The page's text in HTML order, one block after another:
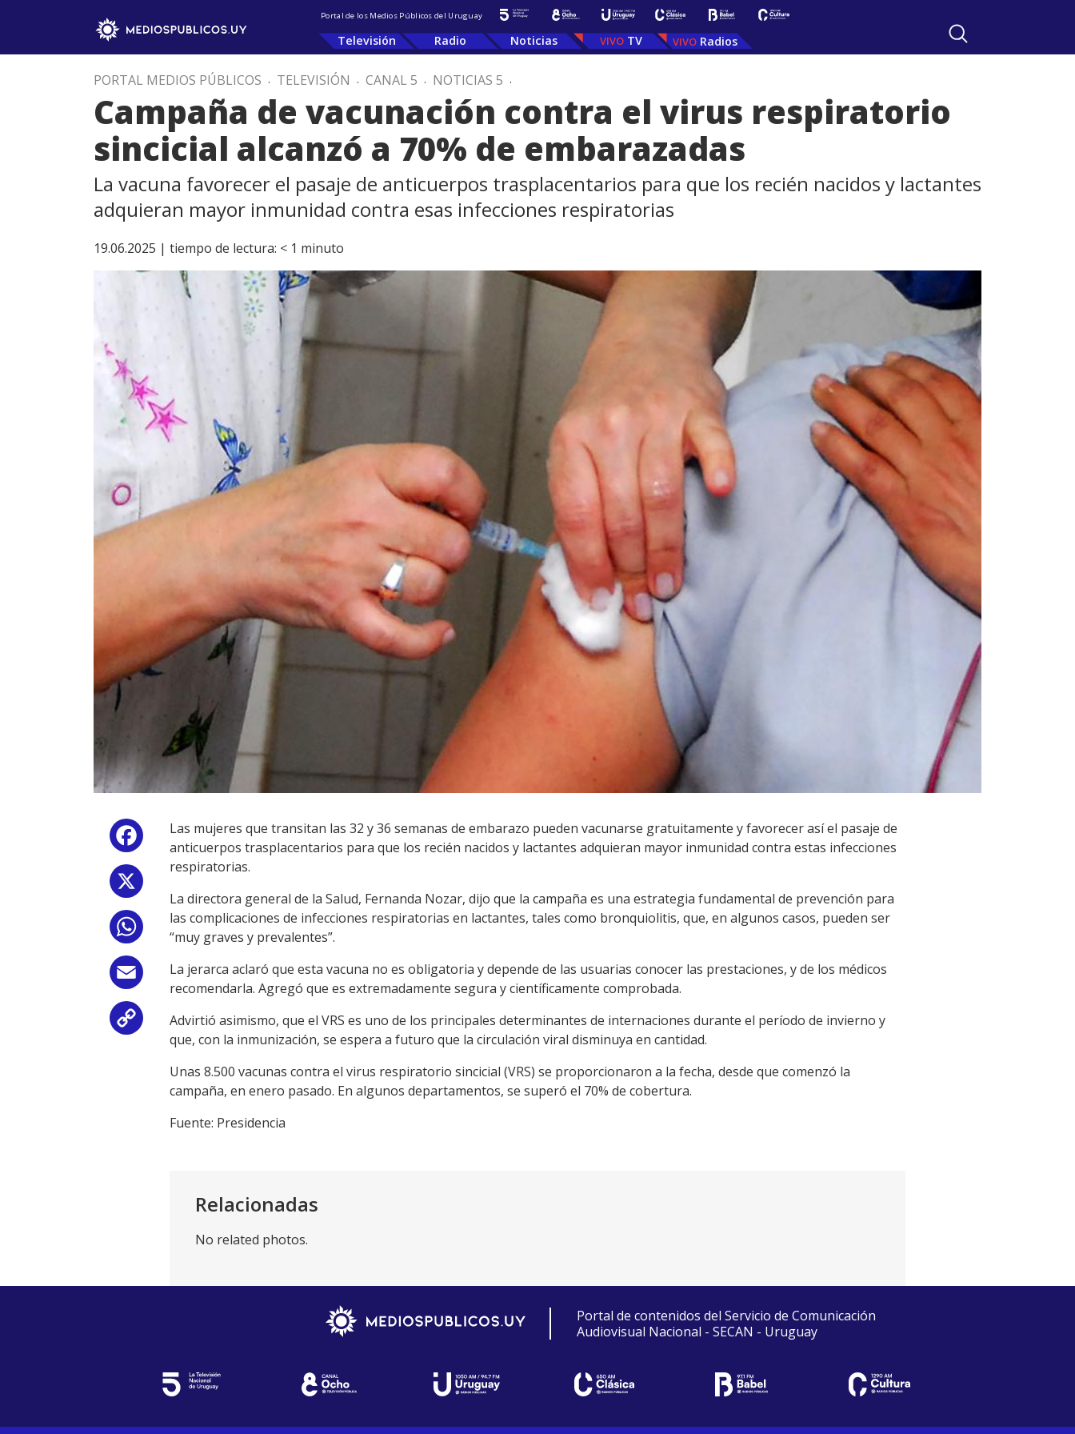
Portal de los Medios Públicos del Uruguay
Televisión Radio Noticias TV Radios
PORTAL MEDIOS PÚBLICOS . TELEVISIÓN . CANAL 5 . NOTICIAS 5 .
Campaña de vacunación contra el virus respiratorio
sincicial alcanzó a 70% de embarazadas
La vacuna favorecer el pasaje de anticuerpos trasplacentarios para que los recién nacidos y lactantes
adquieran mayor inmunidad contra esas infecciones respiratorias
19.06.2025 | tiempo de lectura: < 1 minuto
Facebook
WhatsApp
Email
Copy
Las mujeres que transitan las 32 y 36 semanas de embarazo pueden vacunarse gratuitamente y favorecer así el pasaje de
anticuerpos trasplacentarios para que los recién nacidos y lactantes adquieran mayor inmunidad contra estas infecciones
respiratorias.
La directora general de la Salud, Fernanda Nozar, dijo que la campaña es una estrategia fundamental de prevención para
las complicaciones de infecciones respiratorias en lactantes, tales como bronquiolitis, que, en algunos casos, pueden ser
“muy graves y prevalentes”.
La jerarca aclaró que esta vacuna no es obligatoria y depende de las usuarias conocer las prestaciones, y de los médicos
recomendarla. Agregó que es extremadamente segura y científicamente comprobada.
Advirtió asimismo, que el VRS es uno de los principales determinantes de internaciones durante el período de invierno y
que, con la inmunización, se espera a futuro que la circulación viral disminuya en cantidad.
Unas 8.500 vacunas contra el virus respiratorio sincicial (VRS) se proporcionaron a la fecha, desde que comenzó la
campaña, en enero pasado. En algunos departamentos, se superó el 70% de cobertura.
Fuente: Presidencia
Relacionadas
No related photos.
Portal de contenidos del Servicio de Comunicación
Audiovisual Nacional - SECAN - Uruguay